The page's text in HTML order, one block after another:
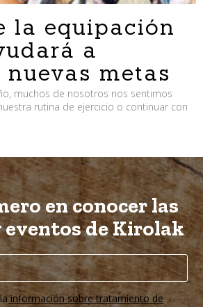
la equipación
a
metas
muchos de nosotros nos sentimos
rutina de ejercicio o continuar con
en conocer las
eventos de Kirolak
información sobre tratamiento de